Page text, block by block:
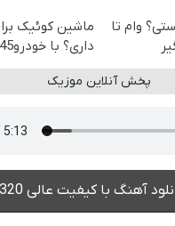
وام تا
ماشین کوئیک
داری؟ با خودرو45 سریع بفروش
پخش آنلاین موزیک
آهنگ با کیفیت عالی 320